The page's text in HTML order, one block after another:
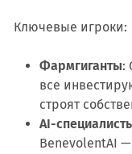
Ключевые игроки:
Фармгиганты:
все
строят
AI-
BenevolentAI